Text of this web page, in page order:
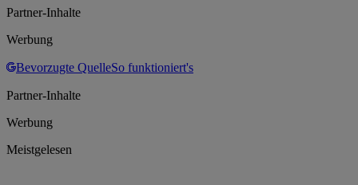
Partner-Inhalte
Werbung
Bevorzugte QuelleSo funktioniert's
Partner-Inhalte
Werbung
Meistgelesen